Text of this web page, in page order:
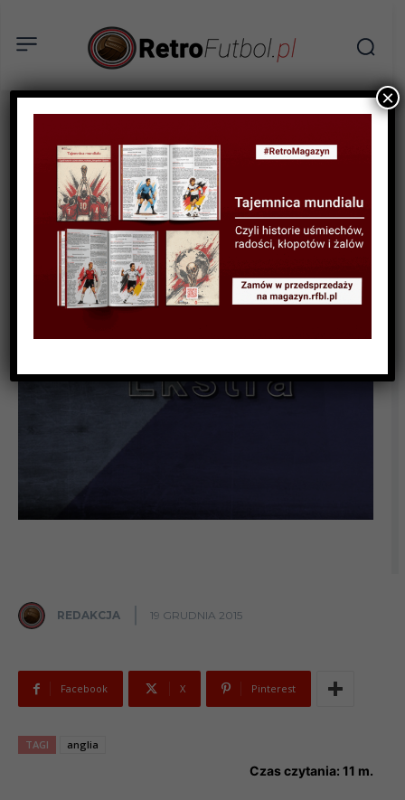
RETROFUTBOL EKSTRA
Rasizm w futbolu
REDAKCJA 19 GRUDNIA 2015
Facebook X Pinterest
TAGI anglia
Czas czytania: 11 m.
×